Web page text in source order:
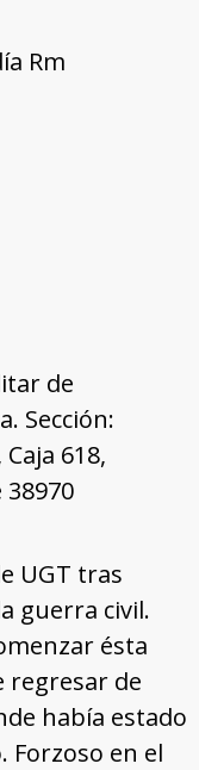
Rm
de
Sección:
618,
UGT tras
guerra civil.
ésta
regresar de
había estado
Forzoso en el